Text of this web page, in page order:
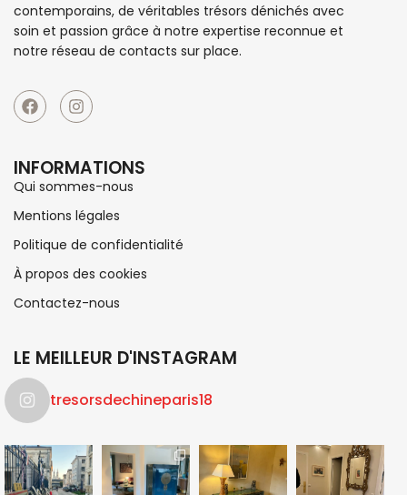
contemporains, de véritables trésors dénichés avec
soin et passion grâce à notre expertise reconnue et
notre réseau de contacts sur place.
INFORMATIONS
Qui sommes-nous
Mentions légales
Politique de confidentialité
À propos des cookies
Contactez-nous
LE MEILLEUR D'INSTAGRAM
tresorsdechineparis18